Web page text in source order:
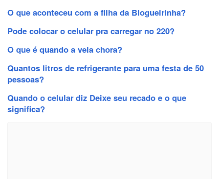
O que aconteceu com a filha da Blogueirinha?
Pode colocar o celular pra carregar no 220?
O que é quando a vela chora?
Quantos litros de refrigerante para uma festa de 50
pessoas?
Quando o celular diz Deixe seu recado e o que
significa?